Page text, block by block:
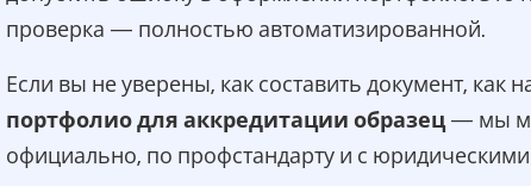
проверка — полностью автоматизированной.
Если вы не уверены, как составить документ, как
портфолио для аккредитации образец— мы
официально, по профстандарту и с